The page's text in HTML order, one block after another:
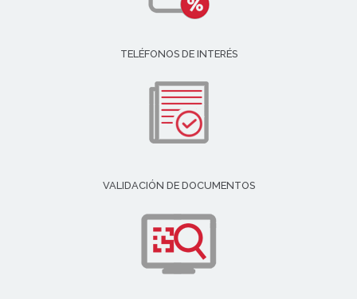
TELÉFONOS DE INTERÉS
VALIDACIÓN DE DOCUMENTOS